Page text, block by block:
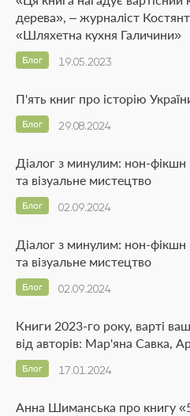
дерева», – журналіст
«Шляхетна кухня Галичини»
19.05.2023
Блог
П'ять книг про історію
29.08.2024
Блог
Діалог з минулим: нон-фікшн
та візуальне мистецтво
02.09.2024
Блог
Діалог з минулим: нон-фікшн
та візуальне мистецтво
02.09.2024
Блог
Книги 2023-го року, варті
від авторів: Мар'яна Савка,
17.01.2024
Блог
Анна Шиманська про книгу